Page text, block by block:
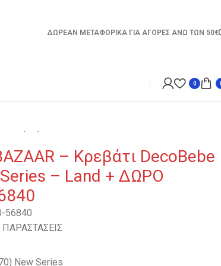
ΔΩΡΕΑΝ ΜΕΤΑΦΟΡΙΚΑ ΓΙΑ ΑΓΟΡΕΣ ΑΝΩ ΤΩΝ 50€
0
– Κρεβάτι DecoBebe
– Land + ΔΩΡΟ
56840
New Series